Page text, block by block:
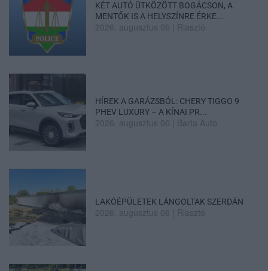
KÉT AUTÓ ÜTKÖZÖTT BOGÁCSON, A
MENTŐK IS A HELYSZÍNRE ÉRKE...
2026. augusztus 06 Riasztó
HÍREK A GARÁZSBÓL: CHERY TIGGO 9
PHEV LUXURY – A KÍNAI PR...
2026. augusztus 06 Barta Autó
LAKÓÉPÜLETEK LÁNGOLTAK SZERDÁN
2026. augusztus 06 Riasztó